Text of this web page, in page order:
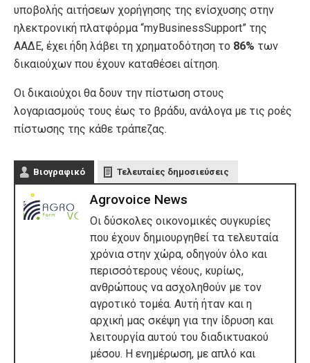
υποβολής αιτήσεων χορήγησης της ενίσχυσης στην
ηλεκτρονική πλατφόρμα “myBusinessSupport” της
ΑΑΔΕ, έχει ήδη λάβει τη χρηματοδότηση το 86% των
δικαιούχων που έχουν καταθέσει αίτηση.
Οι δικαιούχοι θα δουν την πίστωση στους
λογαριασμούς τους έως το βράδυ, ανάλογα με τις ροές
πίστωσης της κάθε τράπεζας.
Βιογραφικό Τελευταίες δημοσιεύσεις
Agrovoice News
Οι δύσκολες οικονομικές συγκυρίες
που έχουν δημιουργηθεί τα τελευταία
χρόνια στην χώρα, οδηγούν όλο και
περισσότερους νέους, κυρίως,
ανθρώπους να ασχοληθούν με τον
αγροτικό τομέα. Αυτή ήταν και η
αρχική μας σκέψη για την ίδρυση και
λειτουργία αυτού του διαδικτυακού
μέσου. Η ενημέρωση, με απλό και